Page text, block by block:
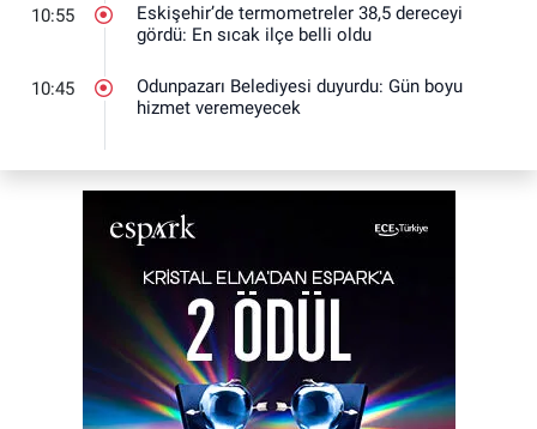
10:55
Eskişehir’de termometreler 38,5 dereceyi
gördü: En sıcak ilçe belli oldu
10:45
Odunpazarı Belediyesi duyurdu: Gün boyu
hizmet veremeyecek